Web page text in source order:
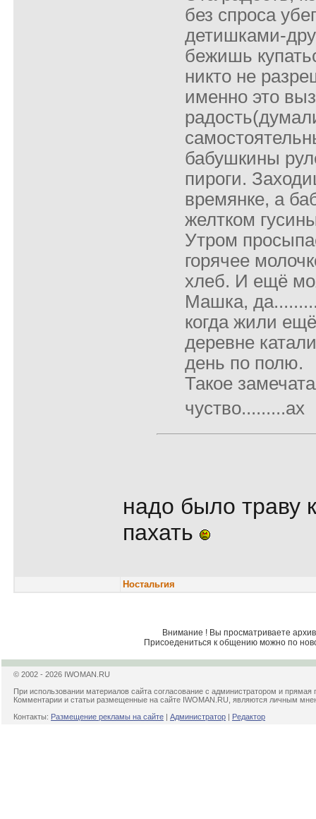
без спроса
детишками-
бежишь
никто не
именно это
бабушкины
пироги.
времянке, а
желтком
Утром
горячее
хлеб. И ещё
Машка,
когда жили
деревне
день по полю.
Такое
чуство.........ах
надо было траву
пахать
Ностальгия
Внимание ! Вы просматриваете
Присоедениться к общению можно по
© 2002 - 2026 IWOMAN.RU
При использовании материалов сайта согласование с администратором и прямая
Комментарии и статьи размещенные на сайте IWOMAN.RU, являются личным
Контакты: Размещение рекламы на сайте | Администратор | Редактор